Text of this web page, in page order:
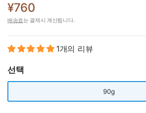
¥760
배송료는 결제시 계산됩니다.
1개의 리뷰
선택
90g